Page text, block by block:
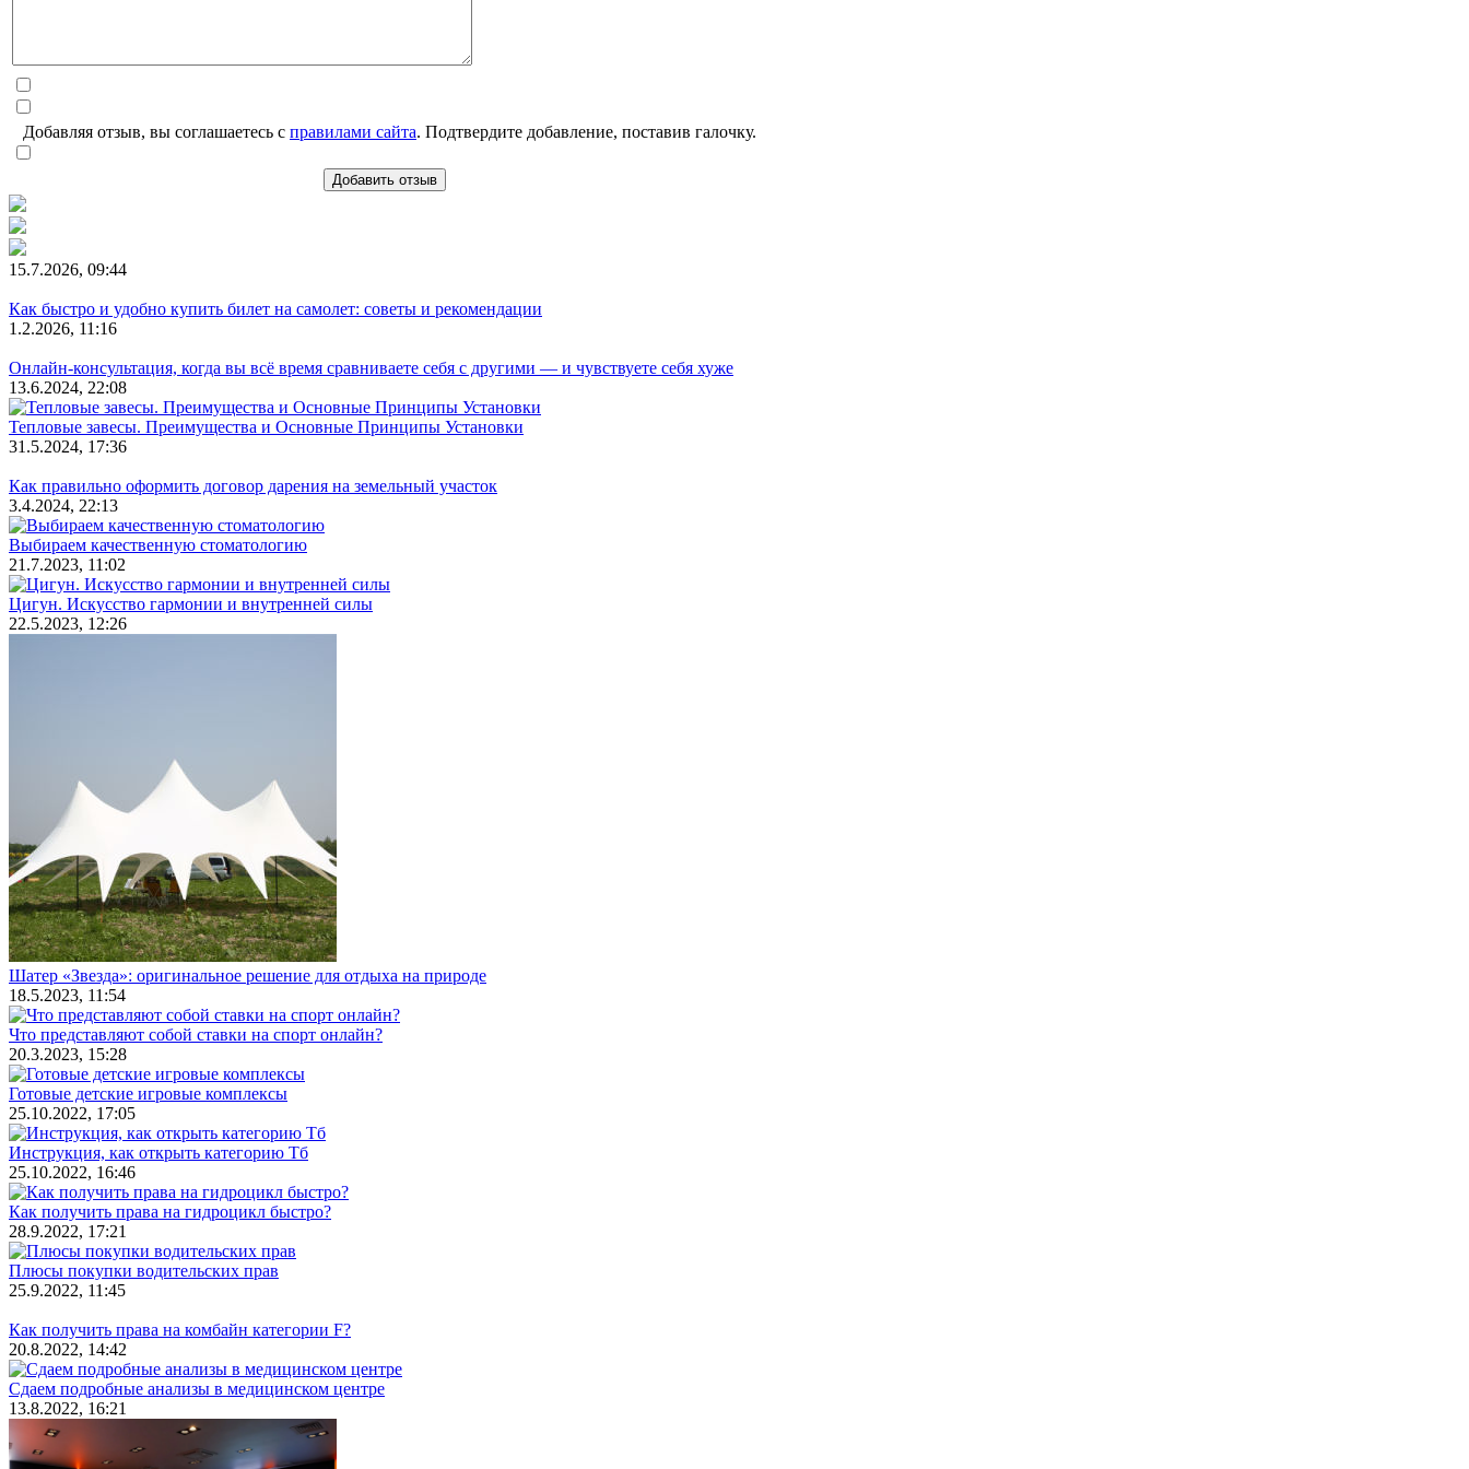
Добавляя отзыв, вы соглашаетесь с правилами сайта. Подтвердите добавление, поставив галочку.
Добавить отзыв
15.7.2026, 09:44
Как быстро и удобно купить билет на самолет: советы и рекомендации
1.2.2026, 11:16
Онлайн-консультация, когда вы всё время сравниваете себя с другими — и чувствуете себя хуже
13.6.2024, 22:08
Тепловые завесы. Преимущества и Основные Принципы Установки
31.5.2024, 17:36
Как правильно оформить договор дарения на земельный участок
3.4.2024, 22:13
Выбираем качественную стоматологию
21.7.2023, 11:02
Цигун. Искусство гармонии и внутренней силы
22.5.2023, 12:26
Шатер «Звезда»: оригинальное решение для отдыха на природе
18.5.2023, 11:54
Что представляют собой ставки на спорт онлайн?
20.3.2023, 15:28
Готовые детские игровые комплексы
25.10.2022, 17:05
Инструкция, как открыть категорию Тб
25.10.2022, 16:46
Как получить права на гидроцикл быстро?
28.9.2022, 17:21
Плюсы покупки водительских прав
25.9.2022, 11:45
Как получить права на комбайн категории F?
20.8.2022, 14:42
Сдаем подробные анализы в медицинском центре
13.8.2022, 16:21